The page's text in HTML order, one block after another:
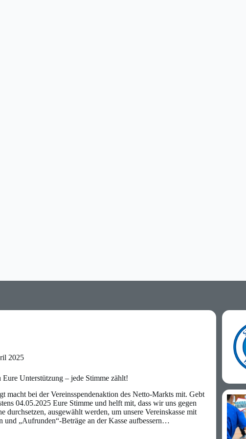
2025
Eure Unterstützung – jede Stimme zählt!
macht bei der Vereinsspendenaktion des Netto-Markts mit. Gebt
04.05.2025 Eure Stimme und helft mit, dass wir uns gegen
durchsetzen, ausgewählt werden, um unsere Vereinskasse mit
und „Aufrunden“-Beträge an der Kasse aufbessern…